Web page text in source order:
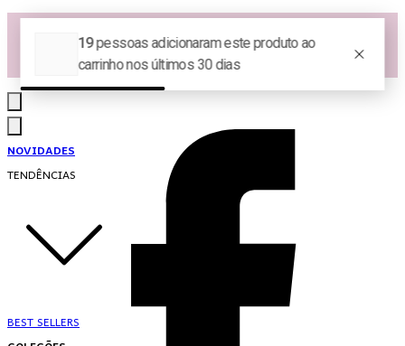
Las Queridas Club🌷 - Ganhe 5% Cashback em pontos na sua compra!
Ganhe 10% OFF na 1ª compra no App: PRIMEIRANOAPP 😍
♡ Coleção Nova: Grace in Motion ♡
NOVIDADES
TENDÊNCIAS
BEST SELLERS